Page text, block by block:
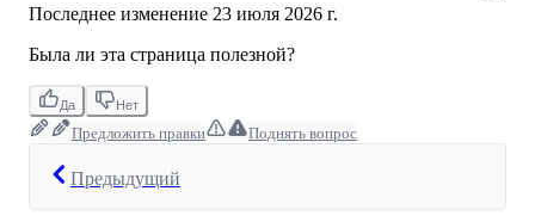
Последнее изменение 23 июля 2026 г.
Была ли эта страница полезной?
Да Нет
Предложить правки Поднять вопрос
Предыдущий